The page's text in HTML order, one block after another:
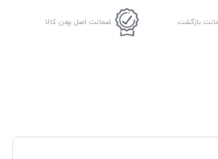
ضمانت اصل بودن کالا